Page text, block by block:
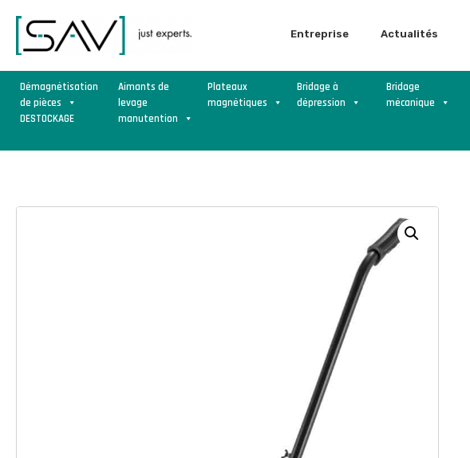
Entreprise Actualités
Démagnétisation
de pièces
Aimants de
levage
manutention
Plateaux
magnétiques
Bridage à
dépression
Bridage
mécanique
DESTOCKAGE